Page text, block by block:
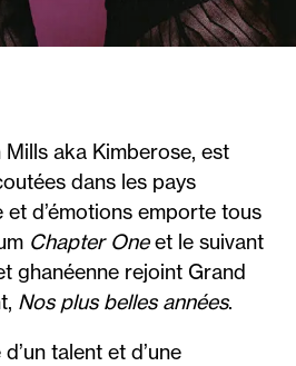
aka Kimberose, est
dans les pays
d’émotions emporte tous
Chapter Oneet le suivant
ghanéenne rejoint Grand
Nos plus belles années.
talent et d’une